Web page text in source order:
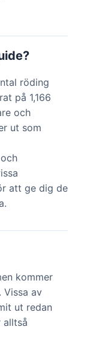
röding
på 1,166
och
ut som
att ge dig de
kommer
Vissa av
ut redan
alltså